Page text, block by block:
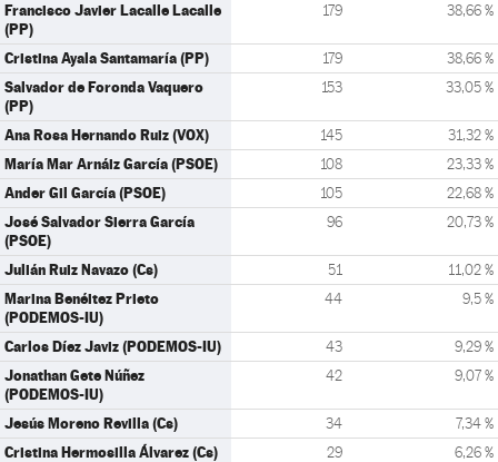
Francisco Javier Lacalle Lacalle
(PP)
179 38,66 %
Cristina Ayala Santamaría (PP) 179 38,66 %
Salvador de Foronda Vaquero
(PP)
153 33,05 %
Ana Rosa Hernando Ruiz (VOX) 145 31,32 %
María Mar Arnáiz García (PSOE) 108 23,33 %
Ander Gil García (PSOE) 105 22,68 %
José Salvador Sierra García
(PSOE)
96 20,73 %
Julián Ruiz Navazo (Cs) 51 11,02 %
Marina Benéitez Prieto
(PODEMOS-IU)
44 9,5 %
Carlos Díez Javiz (PODEMOS-IU) 43 9,29 %
Jonathan Gete Núñez
(PODEMOS-IU)
42 9,07 %
Jesús Moreno Revilla (Cs) 34 7,34 %
Cristina Hermosilla Álvarez (Cs) 29 6,26 %